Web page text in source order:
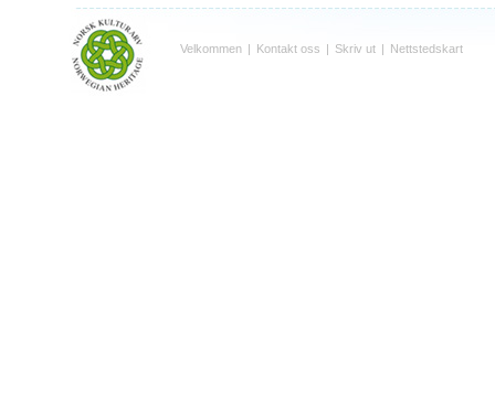
Velkommen | Kontakt oss | Skriv ut | Nettstedskart